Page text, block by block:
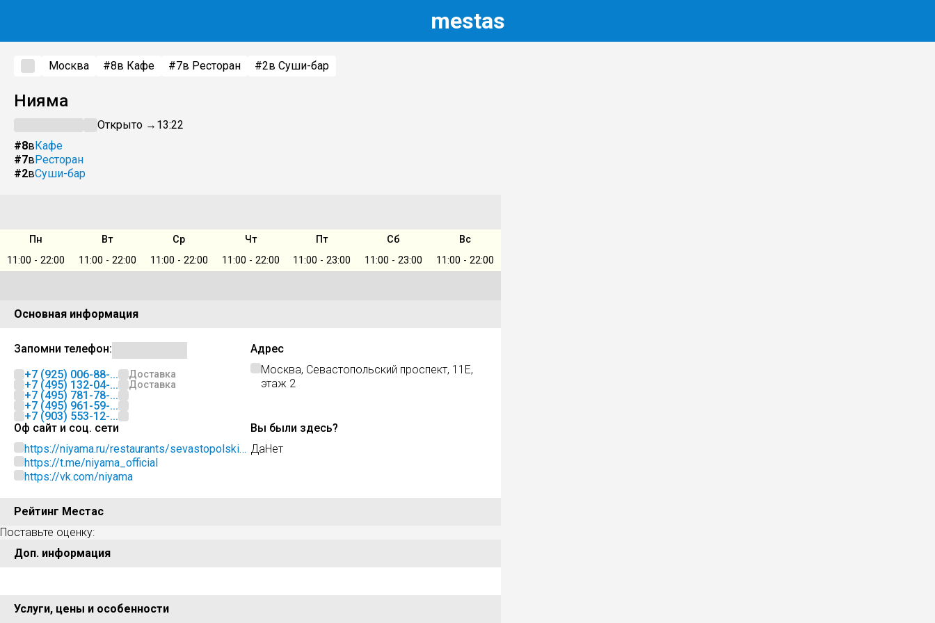
mestas
Москва #8в Кафе #7в Ресторан #2в Суши-бар
Нияма
Открыто → 13:22
#8вКафе
#7вРесторан
#2вСуши-бар
Пн Вт Ср Чт Пт Сб
Вс
11:00 - 22:00
11:00 - 22:00 11:00 - 22:00 11:00 - 22:00 11:00 - 23:00 11:00 - 23:00 11:00 - 22:00
Основная информация
Запомни телефон:
+7 (925) 006-88-...
Доставка
+7 (495) 132-04-... Доставка
+7 (495) 781-78-...
+7 (495) 961-59-...
+7 (903) 553-12-...
Адрес
Москва, Севастопольский проспект, 11Е,
этаж 2
Оф сайт и соц. сети
https://niyama.ru/restaurants/sevastopolskiy-
prospekt/
https://t.me/niyama_official
https://vk.com/niyama
Вы были здесь?
ДаНет
Рейтинг Местас
Поставьте оценку:
Доп. информация
Услуги, цены и особенности